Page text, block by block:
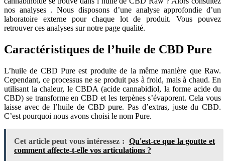
nos analyses . Nous disposons d’une analyse approfondie d’un
laboratoire externe pour chaque lot de produit. Vous pouvez
retrouver ces analyses sur notre page qualité.
Caractéristiques de l’huile de CBD Pure
L’huile de CBD Pure est produite de la même manière que Raw.
Cependant, ce processus ne se produit pas à froid, mais à chaud. En
utilisant la chaleur, le CBDA (acide cannabidiol, la forme acide du
CBD) se transforme en CBD et les terpènes s’évaporent. Cela vous
laisse avec de l’huile de CBD pure. Pas d’extras, juste du CBD.
C’est pourquoi nous avons choisi le nom Pure.
Cet article peut vous intéressez : Qu'est-ce que la goutte et
comment affecte-t-elle vos articulations ?